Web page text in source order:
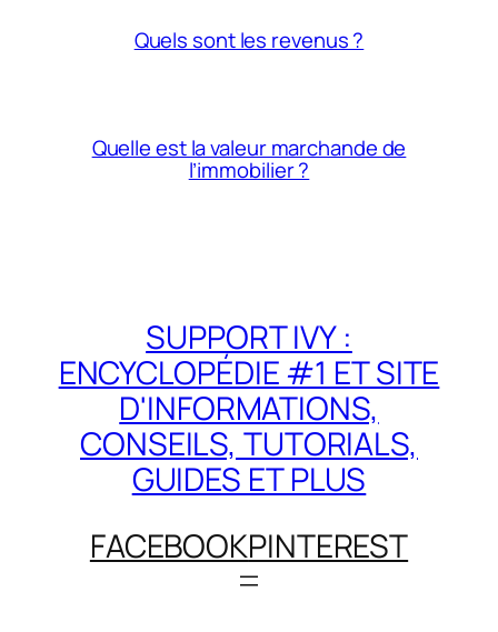
Quels sont les revenus ?
Quelle est la valeur marchande de
l’immobilier ?
SUPPORT IVY :
ENCYCLOPÉDIE #1 ET SITE
D'INFORMATIONS,
CONSEILS, TUTORIALS,
GUIDES ET PLUS
FACEBOOKPINTEREST